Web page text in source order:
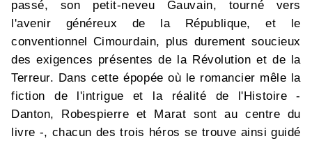
passé, son petit-neveu Gauvain, tourné vers
l'avenir généreux de la République, et le
conventionnel Cimourdain, plus durement soucieux
des exigences présentes de la Révolution et de la
Terreur. Dans cette épopée où le romancier mêle la
fiction de l'intrigue et la réalité de l'Histoire -
Danton, Robespierre et Marat sont au centre du
livre -, chacun des trois héros se trouve ainsi guidé